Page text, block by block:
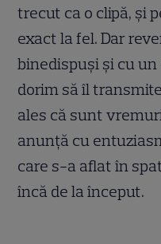
trecut ca o clipă, şi
exact la fel. Dar
binedispuşi şi cu
dorim să îl
ales că sunt
anunţă cu
care s-a aflat în
încă de la început.